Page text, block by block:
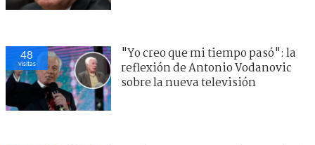
48
visitas
"Yo creo que mi tiempo pasó": la
reflexión de Antonio Vodanovic
sobre la nueva televisión